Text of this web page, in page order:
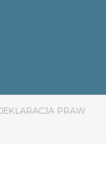
PRAW